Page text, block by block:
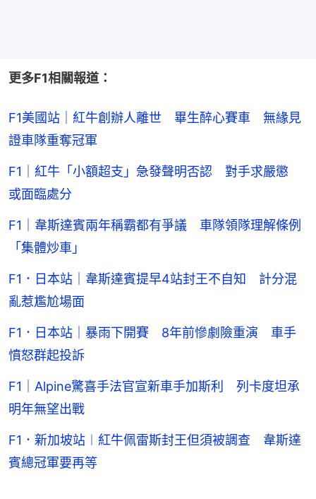
更多F1相關報道：
F1美國站｜紅牛創辦人離世 畢生醉心賽車 無緣見
證車隊重奪冠軍
F1｜紅牛「小額超支」急發聲明否認 對手求嚴懲
或面臨處分
F1｜韋斯達賓兩年稱霸都有爭議 車隊領隊理解條例
「集體炒車」
F1．日本站｜韋斯達賓提早4站封王不自知 計分混
亂惹尷尬場面
F1．日本站｜暴雨下開賽 8年前慘劇險重演 車手
憤怒群起投訴
F1｜Alpine驚喜手法官宣新車手加斯利 列卡度坦承
明年無望出戰
F1．新加坡站︱紅牛佩雷斯封王但須被調查 韋斯達
賓總冠軍要再等